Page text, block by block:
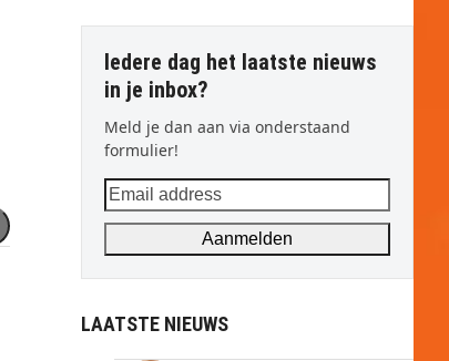
Iedere dag het laatste nieuws
in je inbox?
Meld je dan aan via onderstaand
formulier!
Email
address
Aanmelden
LAATSTE NIEUWS